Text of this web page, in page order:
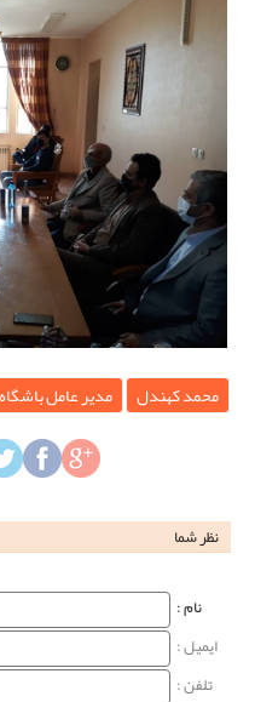
محمد کهندل مدیر عامل
نظر شما
نام‌ :
ایمیل :
تلفن :